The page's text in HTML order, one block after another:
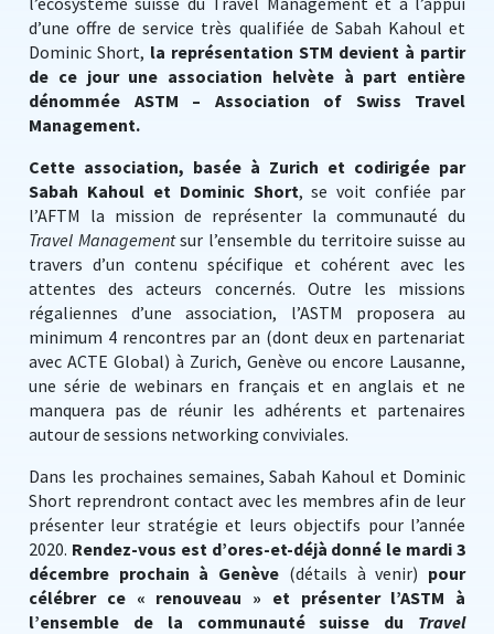
d’une offre de service très qualifiée de Sabah Kahoul et
Dominic Short, la représentation STM devient à partir
de ce jour une association helvète à part entière
dénommée ASTM – Association of Swiss Travel
Management.
Cette association, basée à Zurich et codirigée par
Sabah Kahoul et Dominic Short, se voit confiée par
l’AFTM la mission de représenter la communauté du
Travel Managementsur l’ensemble du territoire suisse au
travers d’un contenu spécifique et cohérent avec les
attentes des acteurs concernés. Outre les missions
régaliennes d’une association, l’ASTM proposera au
minimum 4 rencontres par an (dont deux en partenariat
avec ACTE Global) à Zurich, Genève ou encore Lausanne,
une série de webinars en français et en anglais et ne
manquera pas de réunir les adhérents et partenaires
autour de sessions networking conviviales.
Dans les prochaines semaines, Sabah Kahoul et Dominic
Short reprendront contact avec les membres afin de leur
présenter leur stratégie et leurs objectifs pour l’année
2020. Rendez-vous est d’ores-et-déjà donné le mardi 3
décembre prochain à Genève (détails à venir) pour
célébrer ce « renouveau » et présenter l’ASTM à
l’ensemble de la communauté suisse du Travel